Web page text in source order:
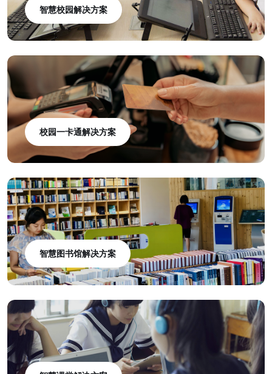
智慧校园解决方案
校园一卡通解决方案
智慧图书馆解决方案